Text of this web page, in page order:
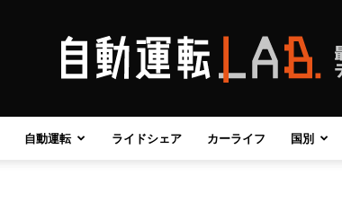
自
自動運転 ライドシェア カーライフ 国別